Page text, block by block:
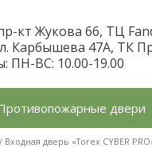
кт Жукова 66, ТЦ
Карбышева 47А, ТК
ПН-ВС: 10.00-19.00
двери
/ Входная дверь «Torex CYBER